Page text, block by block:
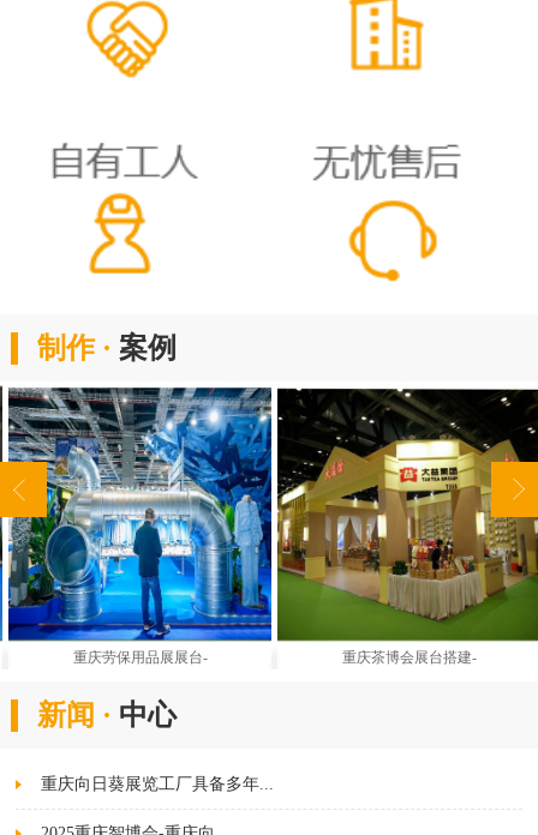
制作 · 案例
重庆劳保用品展展台- 重庆茶博会展台搭建-
新闻 · 中心
重庆向日葵展览工厂具备多年...